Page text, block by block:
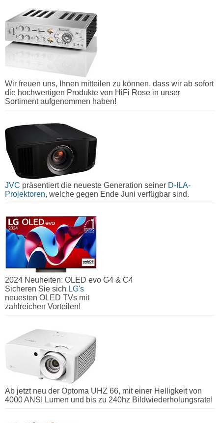
Wir freuen uns, Ihnen mitteilen zu können, dass wir ab sofort
die hochwertigen Produkte von HiFi Rose in unser
Sortiment aufgenommen haben!
JVC präsentiert die neueste Generation seiner D-ILA-
Projektoren, welche gegen Ende Juni verfügbar sind.
2024 Neuheiten: OLED evo G4 & C4
Sicheren Sie sich LG's
neuesten OLED TVs mit
zahlreichen Vorteilen!
Ab jetzt neu der Optoma UHZ 66, mit einer Helligkeit von
4000 ANSI Lumen und bis zu 240hz Bildwiederholungsrate!